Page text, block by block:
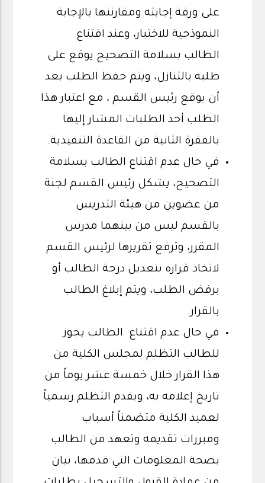
على ورقة إجابته ومقارنتها بالإجابة
النموذجية للاختبار، وعند اقتناع
الطالب بسلامة التصحيح يوقع على
طلبه بالتنازل، ويتم حفظ الطلب بعد
أن يوقع رئيس القسم ، مع اعتبار هذا
الطلب أحد الطلبات المشار إليها
بالفقرة الثانية من القاعدة التنفيذية.
في حال عدم اقتناع الطالب بسلامة
التصحيح، يشكل رئيس القسم لجنة
من عضوين من هيئة التدريس
بالقسم ليس من بينهما مدرس
المقرر، وترفع تقريرها لرئيس القسم
لاتخاذ قراره بتعديل درجة الطالب أو
برفض الطلب، ويتم إبلاغ الطالب
بالقرار.
في حال عدم اقتناع الطالب يجوز
للطالب التظلم لمجلس الكلية من
هذا القرار خلال خمسة عشر يوماً من
تاريخ إعلامه به، ويقدم التظلم رسمياً
لعميد الكلية متضمناً أسباب
ومبررات تقديمه وتعهد من الطالب
بصحة المعلومات التي قدمها، بيان